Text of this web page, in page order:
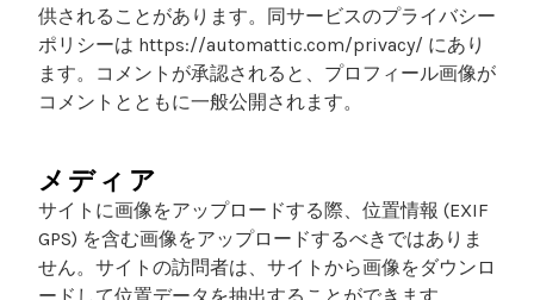
供されることがあります。同サービスのプライバシー
ポリシーは https://automattic.com/privacy/ にあり
ます。コメントが承認されると、プロフィール画像が
コメントとともに一般公開されます。
メディア
サイトに画像をアップロードする際、位置情報 (EXIF
GPS) を含む画像をアップロードするべきではありま
せん。サイトの訪問者は、サイトから画像をダウンロ